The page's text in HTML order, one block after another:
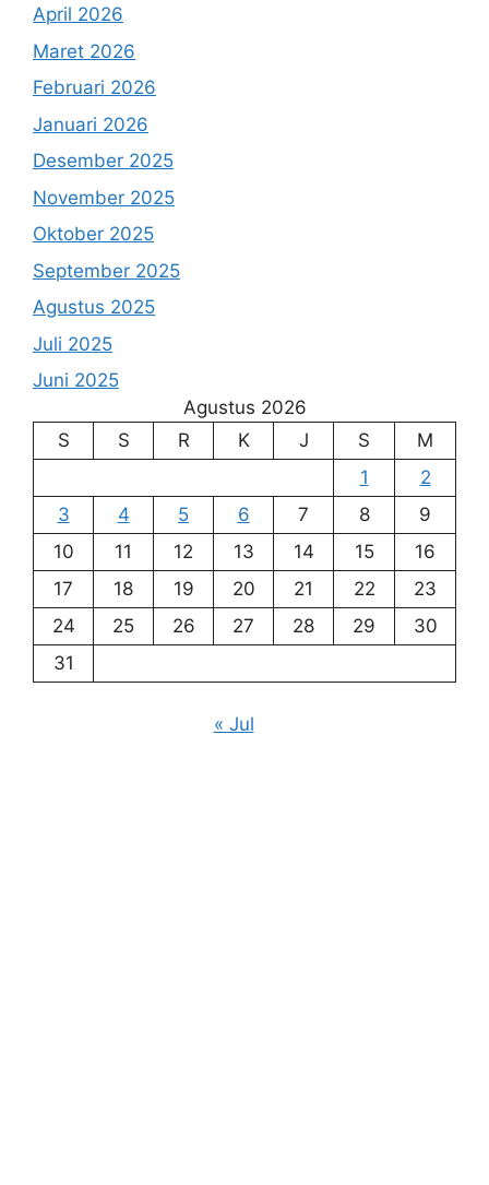
April 2026
Maret 2026
Februari 2026
Januari 2026
Desember 2025
November 2025
Oktober 2025
September 2025
Agustus 2025
Juli 2025
Juni 2025
Agustus 2026
S
S R K J S
M
1
2
3
4 5 6 7 8
9
10
11 12 13 14 15
16
17
18 19 20 21 22
23
24
25 26 27 28 29
30
31
« Jul